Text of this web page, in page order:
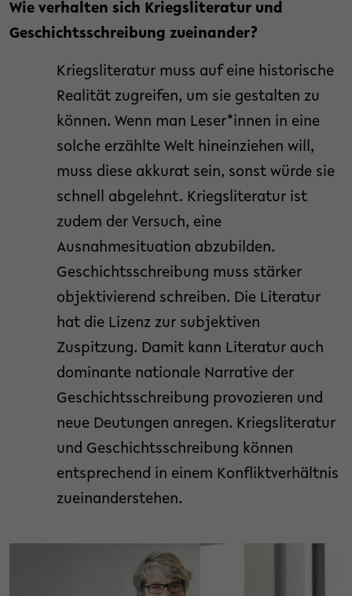
Wie verhalten sich Kriegsliteratur und
Geschichtsschreibung zueinander?
Kriegsliteratur muss auf eine historische
Realität zugreifen, um sie gestalten zu
können. Wenn man Leser*innen in eine
solche erzählte Welt hineinziehen will,
muss diese akkurat sein, sonst würde sie
schnell abgelehnt. Kriegsliteratur ist
zudem der Versuch, eine
Ausnahmesituation abzubilden.
Geschichtsschreibung muss stärker
objektivierend schreiben. Die Literatur
hat die Lizenz zur subjektiven
Zuspitzung. Damit kann Literatur auch
dominante nationale Narrative der
Geschichtsschreibung provozieren und
neue Deutungen anregen. Kriegsliteratur
und Geschichtsschreibung können
entsprechend in einem Konfliktverhältnis
zueinanderstehen.